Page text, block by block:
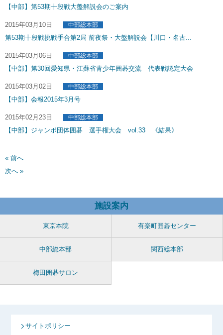
【中部】第53期十段戦大盤解説会のご案内
2015年03月10日 中部総本部
第53期十段戦挑戦手合第2局 前夜祭・大盤解説会【川口・名古...
2015年03月06日 中部総本部
【中部】第30回愛知県・江蘇省青少年囲碁交流 代表戦認定大会
2015年03月02日 中部総本部
【中部】会報2015年3月号
2015年02月23日 中部総本部
【中部】ジャンボ団体囲碁 選手権大会 vol.33 《結果》
« 前へ
次へ »
施設案内
東京本院 有楽町囲碁センター
中部総本部 関西総本部
梅田囲碁サロン
サイトポリシー